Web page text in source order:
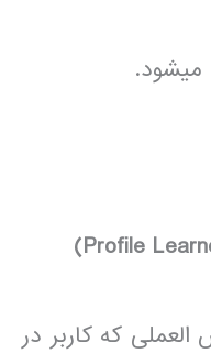
Profile
)
که کاربر در